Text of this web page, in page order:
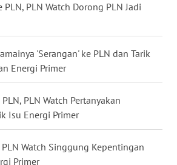
PLN, PLN Watch Dorong PLN Jadi
'Serangan' ke PLN dan Tarik
Energi Primer
PLN Watch Pertanyakan
Isu Energi Primer
Watch Singgung Kepentingan
Primer